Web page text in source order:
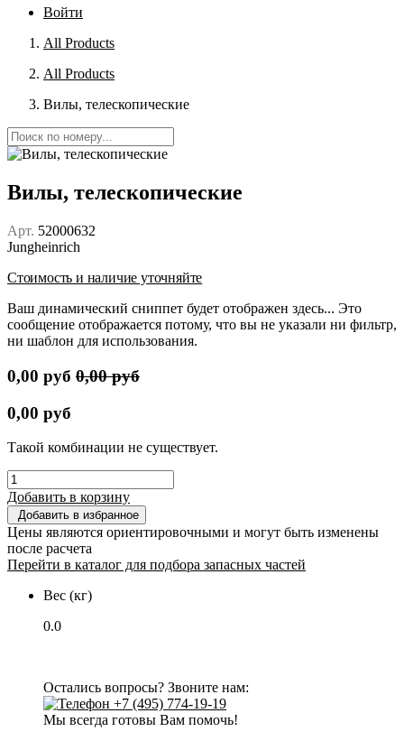
Войти
All Products
All Products
Вилы, телескопические
Вилы, телескопические
Арт. 52000632
Jungheinrich
Стоимость и наличие уточняйте
Ваш динамический сниппет будет отображен здесь... Это
сообщение отображается потому, что вы не указали ни фильтр,
ни шаблон для использования.
0,00 руб 0,00руб
0,00 руб
Такой комбинации не существует.
Добавить в корзину
Добавить в избранное
Цены являются ориентировочными и могут быть изменены
после расчета
Перейти в каталог для подбора запасных частей
Вес (кг)
0.0
Остались вопросы? Звоните нам:
+7 (495) 774-19-19
Мы всегда готовы Вам помочь!